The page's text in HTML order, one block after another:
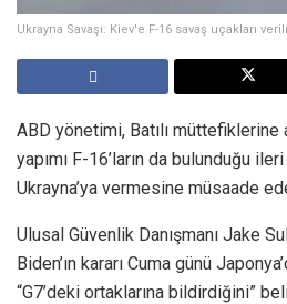
Ukrayna Savaşı: Kiev'e F-16 savaş uçakları
ABD yönetimi, Batılı müttefiklerine
yapımı F-16’ların da bulunduğu
Ukrayna’ya vermesine müsaade
Ulusal Güvenlik Danışmanı Jake
Biden’ın kararı Cuma günü
“G7’deki ortaklarına bildirdiğini”